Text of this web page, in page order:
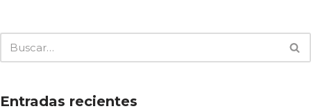
Entradas recientes